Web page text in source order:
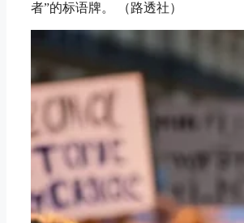
者”的标语牌。 （路透社）